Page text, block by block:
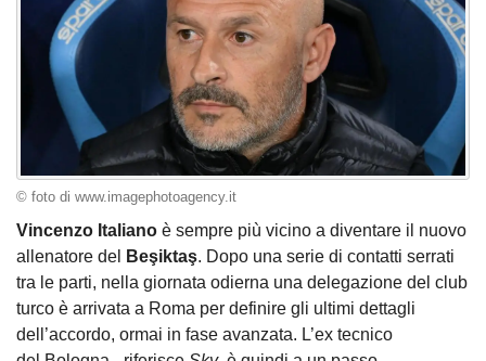
© foto di www.imagephotoagency.it
Vincenzo Italiano è sempre più vicino a diventare il nuovo
allenatore del
Beşiktaş. Dopo una serie di contatti serrati
tra le parti, nella giornata odierna una delegazione del club
turco è arrivata a Roma per definire gli ultimi dettagli
dell’accordo, ormai in fase avanzata. L’ex tecnico